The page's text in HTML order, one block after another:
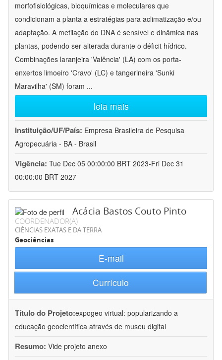
morfofisiológicas, bioquímicas e moleculares que
condicionam a planta a estratégias para aclimatização e/ou
adaptação. A metilação do DNA é sensível e dinâmica nas
plantas, podendo ser alterada durante o déficit hídrico.
Combinações laranjeira 'Valência' (LA) com os porta-
enxertos limoeiro 'Cravo' (LC) e tangerineira 'Sunki
Maravilha' (SM) foram ...
leia mais
Instituição/UF/País: Empresa Brasileira de Pesquisa
Agropecuária - BA - Brasil
Vigência: Tue Dec 05 00:00:00 BRT 2023-Fri Dec 31
00:00:00 BRT 2027
Acácia Bastos Couto Pinto
COORDENADOR(A)
CIÊNCIAS EXATAS E DA TERRA
Geociências
E-mail
Currículo
Título do Projeto:expogeo virtual: popularizando a
educação geocientífica através de museu digital
Resumo: Vide projeto anexo